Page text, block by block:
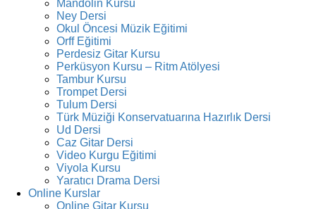
Mandolin Kursu
Ney Dersi
Okul Öncesi Müzik Eğitimi
Orff Eğitimi
Perdesiz Gitar Kursu
Perküsyon Kursu – Ritm Atölyesi
Tambur Kursu
Trompet Dersi
Tulum Dersi
Türk Müziği Konservatuarına Hazırlık Dersi
Ud Dersi
Caz Gitar Dersi
Video Kurgu Eğitimi
Viyola Kursu
Yaratıcı Drama Dersi
Online Kurslar
Online Gitar Kursu